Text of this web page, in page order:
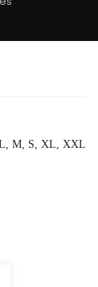
M, S, XL, XXL